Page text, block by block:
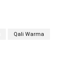
Qali Warma